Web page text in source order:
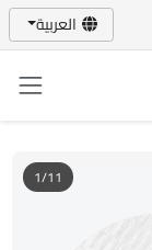
العربية
1/11